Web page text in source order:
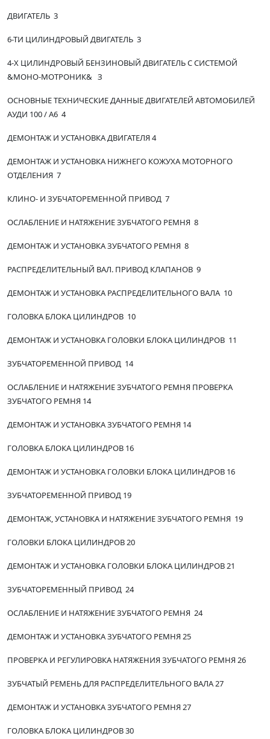
ДВИГАТЕЛЬ 3
6-ТИ ЦИЛИНДРОВЫЙ ДВИГАТЕЛЬ 3
4-Х ЦИЛИНДРОВЫЙ БЕНЗИНОВЫЙ ДВИГАТЕЛЬ С СИСТЕМОЙ
&МОНО-МОТРОНИК& З
ОСНОВНЫЕ ТЕХНИЧЕСКИЕ ДАННЫЕ ДВИГАТЕЛЕЙ АВТОМОБИЛЕЙ
АУДИ 100 / А6 4
ДЕМОНТАЖ И УСТАНОВКА ДВИГАТЕЛЯ 4
ДЕМОНТАЖ И УСТАНОВКА НИЖНЕГО КОЖУХА МОТОРНОГО
ОТДЕЛЕНИЯ 7
КЛИНО- И ЗУБЧАТОРЕМЕННОЙ ПРИВОД 7
ОСЛАБЛЕНИЕ И НАТЯЖЕНИЕ ЗУБЧАТОГО РЕМНЯ 8
ДЕМОНТАЖ И УСТАНОВКА ЗУБЧАТОГО РЕМНЯ 8
РАСПРЕДЕЛИТЕЛЬНЫЙ ВАЛ. ПРИВОД КЛАПАНОВ 9
ДЕМОНТАЖ И УСТАНОВКА РАСПРЕДЕЛИТЕЛЬНОГО ВАЛА 10
ГОЛОВКА БЛОКА ЦИЛИНДРОВ 10
ДЕМОНТАЖ И УСТАНОВКА ГОЛОВКИ БЛОКА ЦИЛИНДРОВ 11
ЗУБЧАТОРЕМЕННОЙ ПРИВОД 14
ОСЛАБЛЕНИЕ И НАТЯЖЕНИЕ ЗУБЧАТОГО РЕМНЯ ПРОВЕРКА
ЗУБЧАТОГО РЕМНЯ 14
ДЕМОНТАЖ И УСТАНОВКА ЗУБЧАТОГО РЕМНЯ 14
ГОЛОВКА БЛОКА ЦИЛИНДРОВ 16
ДЕМОНТАЖ И УСТАНОВКА ГОЛОВКИ БЛОКА ЦИЛИНДРОВ 16
ЗУБЧАТОРЕМЕННОЙ ПРИВОД 19
ДЕМОНТАЖ, УСТАНОВКА И НАТЯЖЕНИЕ ЗУБЧАТОГО РЕМНЯ 19
ГОЛОВКИ БЛОКА ЦИЛИНДРОВ 20
ДЕМОНТАЖ И УСТАНОВКА ГОЛОВКИ БЛОКА ЦИЛИНДРОВ 21
ЗУБЧАТОРЕМЕННЫЙ ПРИВОД 24
ОСЛАБЛЕНИЕ И НАТЯЖЕНИЕ ЗУБЧАТОГО РЕМНЯ 24
ДЕМОНТАЖ И УСТАНОВКА ЗУБЧАТОГО РЕМНЯ 25
ПРОВЕРКА И РЕГУЛИРОВКА НАТЯЖЕНИЯ ЗУБЧАТОГО РЕМНЯ 26
ЗУБЧАТЫЙ РЕМЕНЬ ДЛЯ РАСПРЕДЕЛИТЕЛЬНОГО ВАЛА 27
ДЕМОНТАЖ И УСТАНОВКА ЗУБЧАТОГО РЕМНЯ 27
ГОЛОВКА БЛОКА ЦИЛИНДРОВ 30